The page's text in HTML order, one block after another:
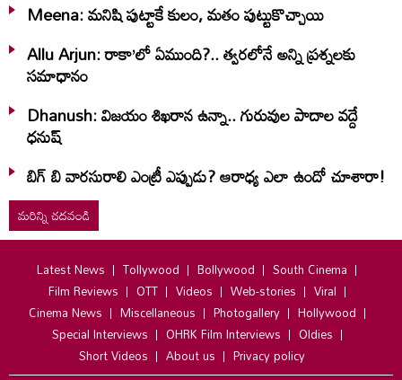
Meena: మనిషి పుట్టాకే కులం, మతం పుట్టుకొచ్చాయి
Allu Arjun: రాకా’లో ఏముంది?.. త్వరలోనే అన్ని ప్రశ్నలకు
సమాధానం
Dhanush: విజయం శిఖరాన ఉన్నా.. గురువుల పాదాల వద్దే
ధనుష్‌
బిగ్ బి వారసురాలి ఎంట్రీ ఎప్పుడు? ఆరాధ్య ఎలా ఉందో చూశారా!
మరిన్ని చదవండి
Latest News Tollywood Bollywood
South Cinema
Film Reviews
OTT Videos Web-stories
Viral
Cinema News
Miscellaneous Photogallery
Hollywood
Special Interviews
OHRK Film Interviews
Oldies
Short Videos
About us Privacy policy